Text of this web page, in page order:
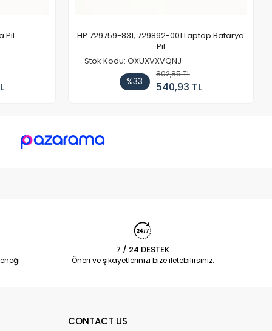
Pil
HP 729759-831, 729892-001 Laptop Batarya
Pil
Stok Kodu: OXUXVXVQNJ
%33
802,85 TL
540,93 TL
7 / 24 DESTEK
Öneri ve şikayetlerinizi bize iletebilirsiniz.
CONTACT US